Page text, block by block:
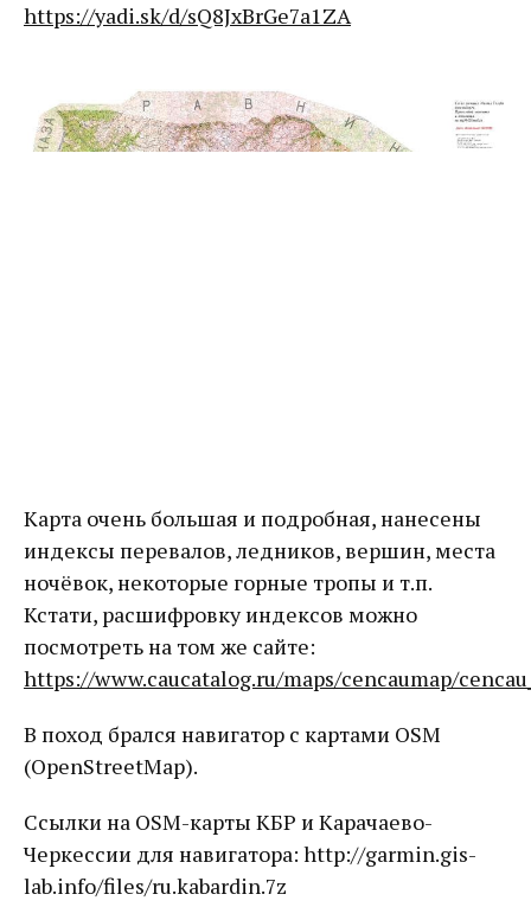
https://yadi.sk/d/sQ8JxBrGe7a1ZA
Карта очень большая и подробная, нанесены
индексы перевалов, ледников, вершин, места
ночёвок, некоторые горные тропы и т.п.
Кстати, расшифровку индексов можно
посмотреть на том же сайте:
https://www.caucatalog.ru/maps/cencaumap/
В поход брался навигатор с картами OSM
(OpenStreetMap).
Ссылки на OSM-карты КБР и Карачаево-
Черкессии для навигатора: http://garmin.gis-
lab.info/files/ru.kabardin.7z